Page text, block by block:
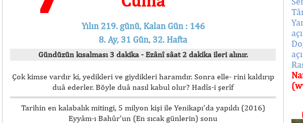
Yılın 219. günü, Kalan Gün : 146
8. Ay, 31 Gün, 32. Hafta
Gündüzün kısalması 3 dakika - Ezânî sâat 2 dakika ileri alınır.
Çok kimse vardır ki, yedikleri ve giydikleri haramdır. Sonra elle- rini kaldırıp
duâ ederler. Böyle duâ nasıl kabul olur? Hadîs-i şerîf
Tarihin en kalabalık mitingi, 5 milyon kişi ile Yenikapı’da yapıldı (2016)
Eyyâm-ı Bahûr’un (En sıcak günlerin) sonu